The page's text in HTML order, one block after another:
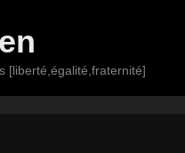
[liberté,égalité,fraternité]